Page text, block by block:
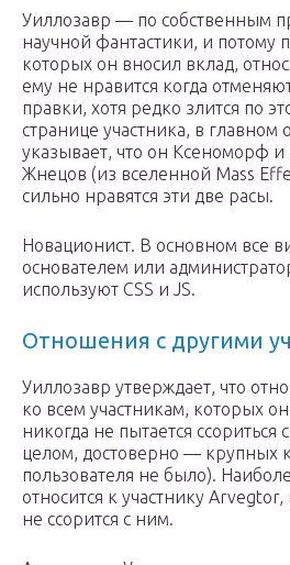
Уиллозавр — по собственным
научной фантастики, и потому
которых он вносил вклад,
ему не нравится когда
правки, хотя редко злится по
странице участника, в главном
указывает, что он Ксеноморф и
Жнецов (из вселенной Mass
сильно нравятся эти две расы.
Новационист. В основном все
основателем или
используют CSS и JS.
Отношения с другими
Уиллозавр утверждает, что
ко всем участникам, которых
никогда не пытается ссориться
целом, достоверно — крупных
пользователя не было).
относится к участнику Arvegtor,
не ссорится с ним.